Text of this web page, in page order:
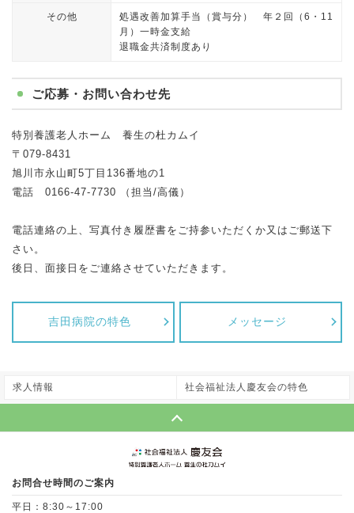
その他
処遇改善加算手当（賞与分） 年２回（6・11
月）一時金支給
退職金共済制度あり
ご応募・お問い合わせ先
特別養護老人ホーム 養生の杜カムイ
〒079-8431
旭川市永山町5丁目136番地の1
電話 0166-47-7730 （担当/高儀）
電話連絡の上、写真付き履歴書をご持参いただくか又はご郵送下
さい。
後日、面接日をご連絡させていただきます。
吉田病院の特色 メッセージ
求人情報 社会福祉法人慶友会の特色
お問合せ時間のご案内
平日：8:30～17:00